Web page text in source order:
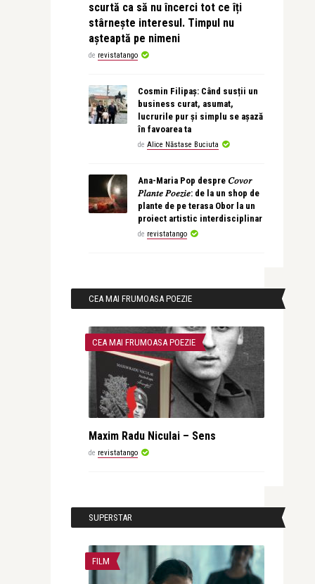
scurtă ca să nu încerci tot ce îți
stârnește interesul. Timpul nu
așteaptă pe nimeni
de revistatango
Cosmin Filipaș: Când susții un
business curat, asumat,
lucrurile pur și simplu se așază
în favoarea ta
de Alice Năstase Buciuta
Ana-Maria Pop despre 𝐶𝑜𝑣𝑜𝑟
𝑃𝑙𝑎𝑛𝑡𝑒 𝑃𝑜𝑒𝑧𝑖𝑒: de la un shop de
plante de pe terasa Obor la un
proiect artistic interdisciplinar
de revistatango
CEA MAI FRUMOASA POEZIE
CEA MAI FRUMOASA POEZIE
Maxim Radu Niculai – Sens
de revistatango
SUPERSTAR
FILM